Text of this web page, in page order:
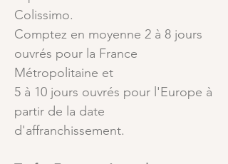
Colissimo.
Comptez en moyenne 2 à 8 jours
ouvrés pour la France
Métropolitaine et
5 à 10 jours ouvrés pour l'Europe à
partir de la date
d'affranchissement.